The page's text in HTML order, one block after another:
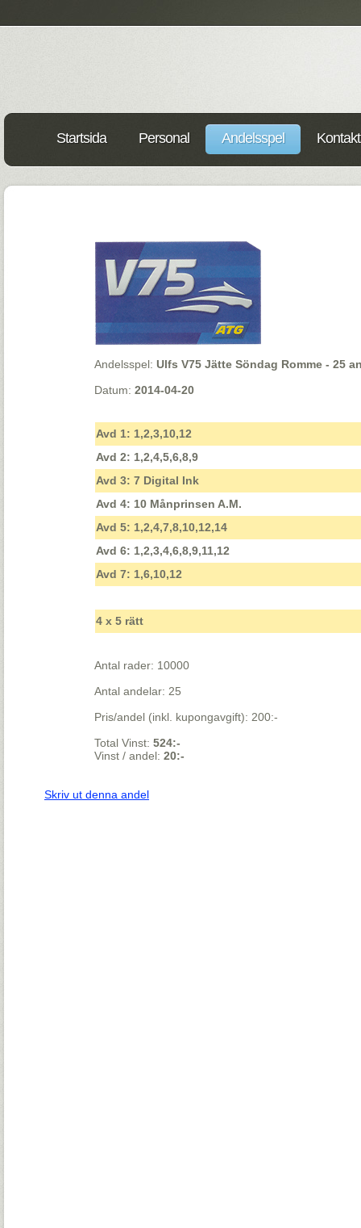
Startsida Personal Andelsspel
Andelsspel:Ulfs V75 Jätte Söndag Romme - 25
Datum:2014-04-20
Avd 1: 1,2,3,10,12
Avd 2: 1,2,4,5,6,8,9
Avd 3: 7 Digital Ink
Avd 4: 10 Månprinsen A.M.
Avd 5: 1,2,4,7,8,10,12,14
Avd 6: 1,2,3,4,6,8,9,11,12
Avd 7: 1,6,10,12
4 x 5 rätt
Antal rader: 10000
Antal andelar: 25
Pris/andel (inkl. kupongavgift): 200:-
Total Vinst:524:-
Vinst / andel:20:-
Skriv ut denna andel